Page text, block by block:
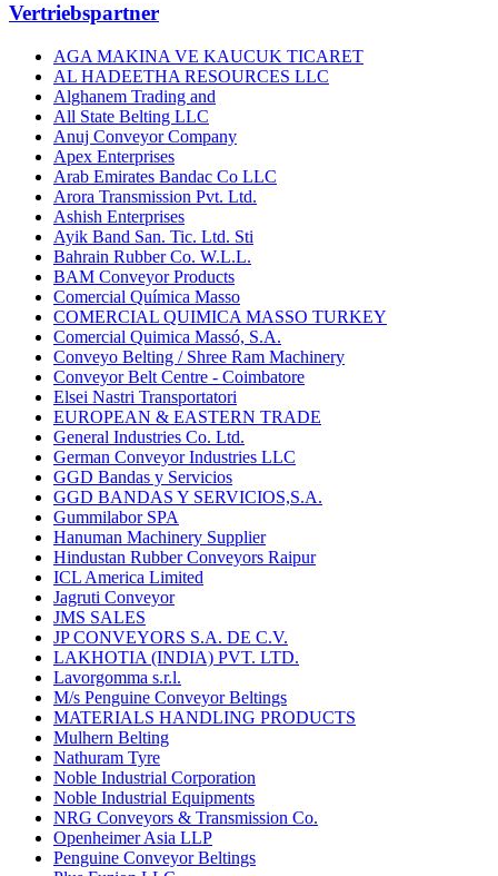
Vertriebspartner
AGA MAKINA VE KAUCUK TICARET
AL HADEETHA RESOURCES LLC
Alghanem Trading and
All State Belting LLC
Anuj Conveyor Company
Apex Enterprises
Arab Emirates Bandac Co LLC
Arora Transmission Pvt. Ltd.
Ashish Enterprises
Ayik Band San. Tic. Ltd. Sti
Bahrain Rubber Co. W.L.L.
BAM Conveyor Products
Comercial Química Masso
COMERCIAL QUIMICA MASSO TURKEY
Comercial Quimica Massó, S.A.
Conveyo Belting / Shree Ram Machinery
Conveyor Belt Centre - Coimbatore
Elsei Nastri Transportatori
EUROPEAN & EASTERN TRADE
General Industries Co. Ltd.
German Conveyor Industries LLC
GGD Bandas y Servicios
GGD BANDAS Y SERVICIOS,S.A.
Gummilabor SPA
Hanuman Machinery Supplier
Hindustan Rubber Conveyors Raipur
ICL America Limited
Jagruti Conveyor
JMS SALES
JP CONVEYORS S.A. DE C.V.
LAKHOTIA (INDIA) PVT. LTD.
Lavorgomma s.r.l.
M/s Penguine Conveyor Beltings
MATERIALS HANDLING PRODUCTS
Mulhern Belting
Nathuram Tyre
Noble Industrial Corporation
Noble Industrial Equipments
NRG Conveyors & Transmission Co.
Openheimer Asia LLP
Penguine Conveyor Beltings